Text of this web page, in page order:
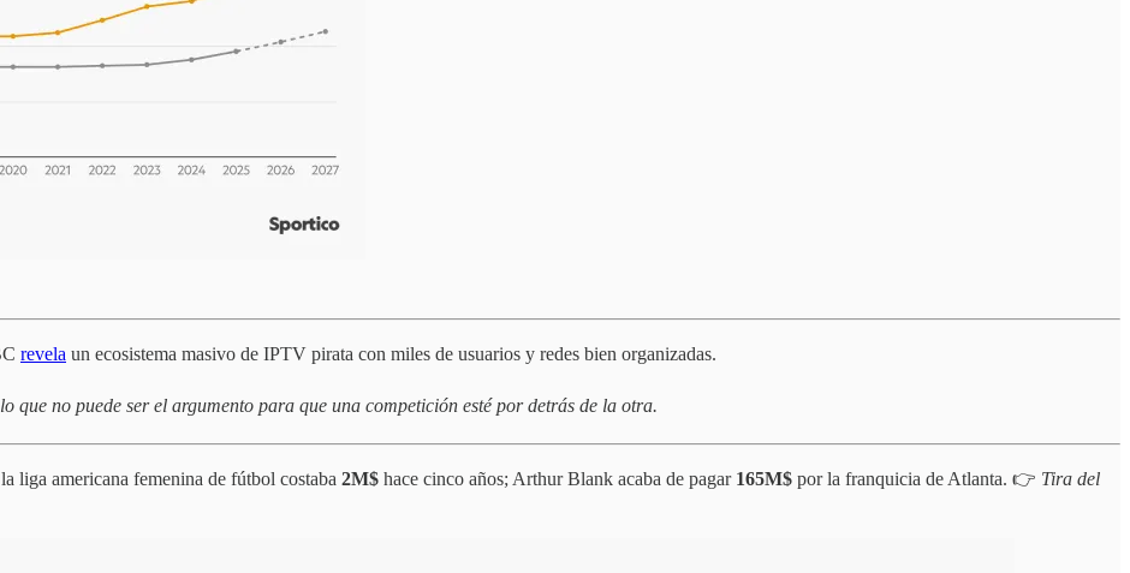
revela un ecosistema masivo de IPTV pirata con miles de usuarios y redes bien organizadas.
que no puede ser el argumento para que una competición esté por detrás de la otra.
liga americana femenina de fútbol costaba 2M$ hace cinco años; Arthur Blank acaba de pagar 165M$ por la franquicia de Atlanta. 👉 Tira del